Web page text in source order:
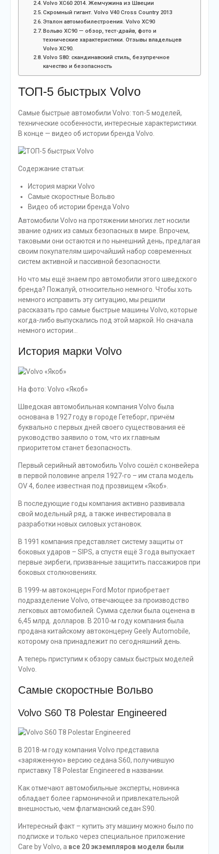
Volvo XC60 2014. Жемчужина из Швеции
Скромный гигант. Volvo V40 Cross Country 2013
Эталон автомобилестроения. Volvo XC90
Вольво XC90 — обзор, тест-драйв, фото и
технические характеристики. Отзывы владельцев
Volvo XC90.
Volvo S80: скандинавский стиль, безупречное
качество и безопасность
ТОП-5 быстрых Volvo
Самые быстрые автомобили Volvo: топ-5 моделей,
технические особенности, интересные характеристики.
В конце — видео об истории бренда Volvo.
Содержание статьи:
История марки Volvo
Самые скоростные Вольво
Видео об истории бренда Volvo
Автомобили Volvo на протяжении многих лет носили
звание одних из самых безопасных в мире. Впрочем,
таковыми они остаются и по нынешний день, предлагая
своим покупателям широчайший набор современных
систем активной и пассивной безопасности.
Но что мы ещё знаем про автомобили этого шведского
бренда? Пожалуй, относительно немного. Чтобы хоть
немного исправить эту ситуацию, мы решили
рассказать про самые быстрые машины Volvo, которые
когда-либо выпускались под этой маркой. Но сначала
немного истории…
История марки Volvo
На фото: Volvo «Якоб»
Шведская автомобильная компания Volvo была
основана в 1927 году в городе Гетеборг, причём
буквально с первых дней своего существования её
руководство заявило о том, что их главным
приоритетом станет безопасность.
Первый серийный автомобиль Volvo сошёл с конвейера
в первой половине апреля 1927-го – им стала модель
OV 4, более известная под прозвищем «Якоб».
В последующие годы компания активно развивала
свой модельный ряд, а также инвестировала в
разработки новых силовых установок.
В 1991 компания представляет систему защиты от
боковых ударов – SIРS, а спустя ещё 3 года выпускает
первые эирбеги, призванные защитить пассажиров при
боковых столкновениях.
В 1999-м автоконцерн Ford Motor приобретает
подразделение Volvo, отвечающее за производство
легковых автомобилей. Сумма сделки была оценена в
6,45 млрд. долларов. В 2010-м году компания была
продана китайскому автоконцерну Geely Automobile,
которому она принадлежит по сегодняшний день.
А теперь приступим к обзору самых быстрых моделей
Volvo.
Самые скоростные Вольво
Volvo S60 T8 Polestar Enginееred
В 2018-м году компания Volvo представила
«заряженную» версию седана S60, получившую
приставку T8 Роlestar Enginееred в названии.
Как отмечают автомобильные эксперты, новинка
обладает более гармоничной и привлекательной
внешностью, чем флагманский седан S90.
Интересный факт – купить эту машину можно было по
подписке и только через специальное приложение
Care by Volvo, а все 20 экземпляров модели были